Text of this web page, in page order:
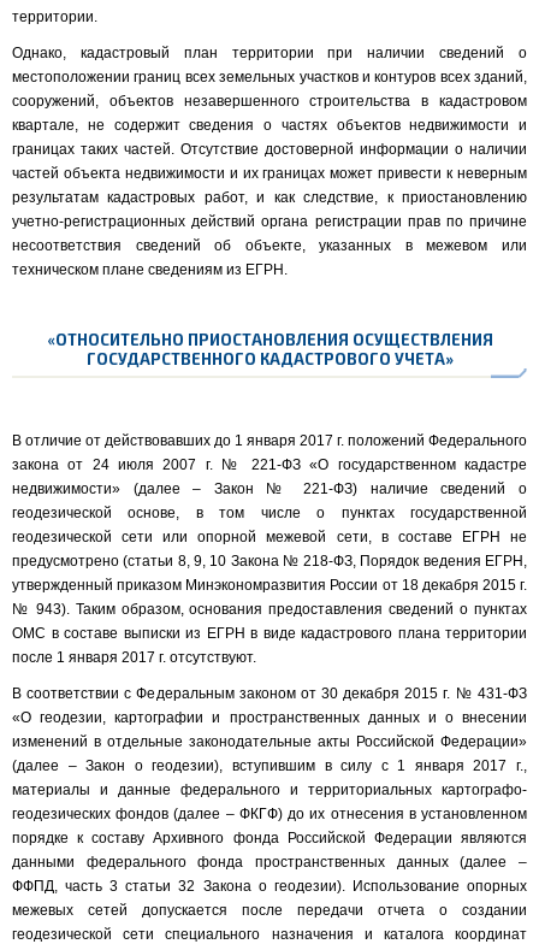
территории.
Однако, кадастровый план территории при наличии сведений о
местоположении границ всех земельных участков и контуров всех зданий,
сооружений, объектов незавершенного строительства в кадастровом
квартале, не содержит сведения о частях объектов недвижимости и
границах таких частей. Отсутствие достоверной информации о наличии
частей объекта недвижимости и их границах может привести к неверным
результатам кадастровых работ, и как следствие, к приостановлению
учетно-регистрационных действий органа регистрации прав по причине
несоответствия сведений об объекте, указанных в межевом или
техническом плане сведениям из ЕГРН.
«ОТНОСИТЕЛЬНО ПРИОСТАНОВЛЕНИЯ ОСУЩЕСТВЛЕНИЯ
ГОСУДАРСТВЕННОГО КАДАСТРОВОГО УЧЕТА»
В отличие от действовавших до 1 января 2017 г. положений Федерального
закона от 24 июля 2007 г. № 221-ФЗ «О государственном кадастре
недвижимости» (далее – Закон № 221-ФЗ) наличие сведений о
геодезической основе, в том числе о пунктах государственной
геодезической сети или опорной межевой сети, в составе ЕГРН не
предусмотрено (статьи 8, 9, 10 Закона № 218-ФЗ, Порядок ведения ЕГРН,
утвержденный приказом Минэкономразвития России от 18 декабря 2015 г.
№ 943). Таким образом, основания предоставления сведений о пунктах
ОМС в составе выписки из ЕГРН в виде кадастрового плана территории
после 1 января 2017 г. отсутствуют.
В соответствии с Федеральным законом от 30 декабря 2015 г. № 431-ФЗ
«О геодезии, картографии и пространственных данных и о внесении
изменений в отдельные законодательные акты Российской Федерации»
(далее – Закон о геодезии), вступившим в силу с 1 января 2017 г.,
материалы и данные федерального и территориальных картографо-
геодезических фондов (далее – ФКГФ) до их отнесения в установленном
порядке к составу Архивного фонда Российской Федерации являются
данными федерального фонда пространственных данных (далее –
ФФПД, часть 3 статьи 32 Закона о геодезии). Использование опорных
межевых сетей допускается после передачи отчета о создании
геодезической сети специального назначения и каталога координат